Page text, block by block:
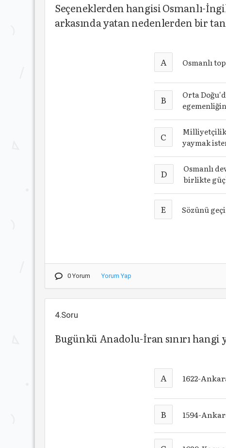
Seçeneklerden hangisi Osmanlı-
arkasında yatan nedenlerden bir
A Osmanlı
B
Orta
C
Milliyetçilik
yaymak
D
Osmanlı
birlikte
E Sözünü
0 Yorum Yorum Yap
4.Soru
Bugünkü Anadolu-İran sınırı
A 1622-
B 1594-